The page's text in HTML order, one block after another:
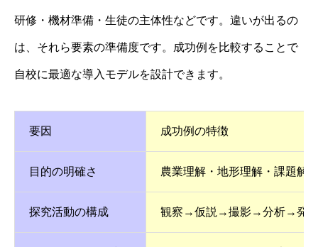
研修・機材準備・生徒の主体性などです。違いが出るの
は、それら要素の準備度です。成功例を比較することで
自校に最適な導入モデルを設計できます。
要因 成功例の特徴
目的の明確さ 農業理解・地形理解・課題解
探究活動の構成 観察→仮説→撮影→分析→発表